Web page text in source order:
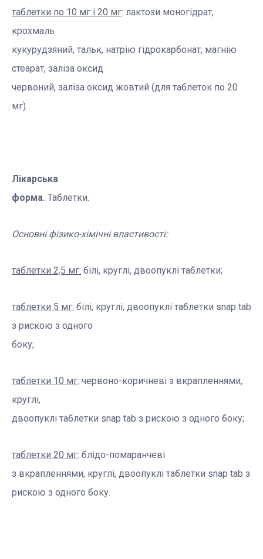
таблетки по 10 мг і 20 мг: лактози моногідрат,
крохмаль
кукурудзяний, тальк, натрію гідрокарбонат, магнію
стеарат, заліза оксид
червоний, заліза оксид жовтий (для таблеток по 20
мг).
Лікарська
форма. Таблетки.
Основні фізико-хімічні властивості:
таблетки 2,5 мг: білі, круглі, двоопуклі таблетки;
таблетки 5 мг: білі, круглі, двоопуклі таблетки snap tab
з рискою з одного
боку;
таблетки 10 мг: червоно-коричневі з вкрапленнями,
круглі,
двоопуклі таблетки snap tab з рискою з одного боку;
таблетки 20 мг: блідо-помаранчеві
з вкрапленнями, круглі, двоопуклі таблетки snap tab з
рискою з одного боку.